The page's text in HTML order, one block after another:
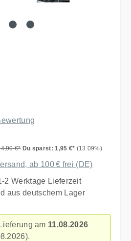
€* Du sparst: 1,95 €* (13.09%)
ab 100 € frei (DE)
2 Werktage Lieferzeit
aus deutschem Lager
am 11.08.2026